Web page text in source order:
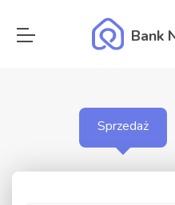
Bank
Sprzedaż